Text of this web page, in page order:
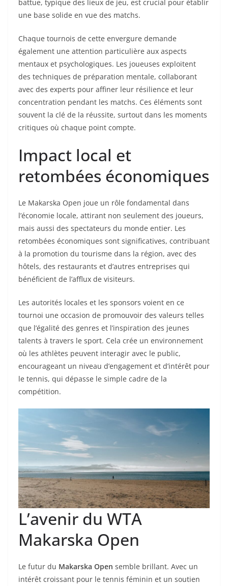
battue, typique des lieux de jeu, est crucial pour établir
une base solide en vue des matchs.
Chaque tournois de cette envergure demande
également une attention particulière aux aspects
mentaux et psychologiques. Les joueuses exploitent
des techniques de préparation mentale, collaborant
avec des experts pour affiner leur résilience et leur
concentration pendant les matchs. Ces éléments sont
souvent la clé de la réussite, surtout dans les moments
critiques où chaque point compte.
Impact local et
retombées économiques
Le Makarska Open joue un rôle fondamental dans
l’économie locale, attirant non seulement des joueurs,
mais aussi des spectateurs du monde entier. Les
retombées économiques sont significatives, contribuant
à la promotion du tourisme dans la région, avec des
hôtels, des restaurants et d’autres entreprises qui
bénéficient de l’afflux de visiteurs.
Les autorités locales et les sponsors voient en ce
tournoi une occasion de promouvoir des valeurs telles
que l’égalité des genres et l’inspiration des jeunes
talents à travers le sport. Cela crée un environnement
où les athlètes peuvent interagir avec le public,
encourageant un niveau d’engagement et d’intérêt pour
le tennis, qui dépasse le simple cadre de la
compétition.
L’avenir du WTA
Makarska Open
Le futur du Makarska Open semble brillant. Avec un
intérêt croissant pour le tennis féminin et un soutien